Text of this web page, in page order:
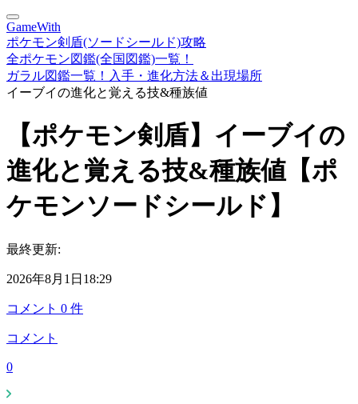
GameWith
ポケモン剣盾(ソードシールド)攻略
全ポケモン図鑑(全国図鑑)一覧！
ガラル図鑑一覧！入手・進化方法＆出現場所
イーブイの進化と覚える技&種族値
【ポケモン剣盾】イーブイの
進化と覚える技&種族値【ポ
ケモンソードシールド】
最終更新:
2026年8月1日18:29
コメント 0 件
コメント
0